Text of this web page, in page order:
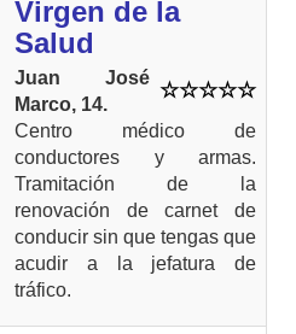
Virgen de la
Salud
Juan José
Marco, 14.
Centro médico de
conductores y armas.
Tramitación de la
renovación de carnet de
conducir sin que tengas que
acudir a la jefatura de
tráfico.